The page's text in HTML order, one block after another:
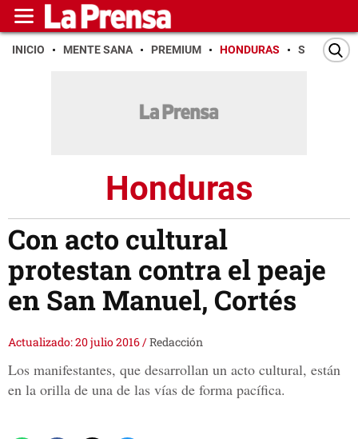
INICIO MENTE SANA PREMIUM HONDURAS SAN PEDRO
Honduras
Con acto cultural
protestan contra el peaje
en San Manuel, Cortés
Actualizado: 20 julio 2016/Redacción
Los manifestantes, que desarrollan un acto cultural, están
en la orilla de una de las vías de forma pacífica.